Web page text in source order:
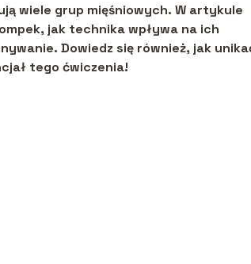
wiele grup mięśniowych. W artykule
jak technika wpływa na ich
Dowiedz się również, jak
tego ćwiczenia!